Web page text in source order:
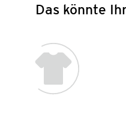
Das könnte